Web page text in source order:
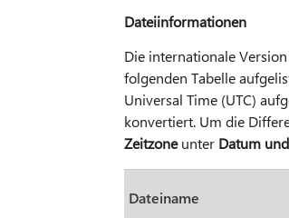
Dateiinformationen
Die internationale
folgenden Tabelle
Universal Time (UTC)
konvertiert. Um die
Zeitzoneunter Datum
Dateiname